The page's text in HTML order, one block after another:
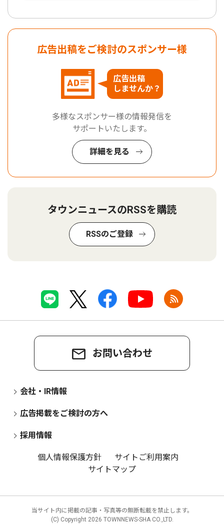
広告出稿をご検討のスポンサー様
広告出稿
しませんか？
多様なスポンサー様の情報発信を
サポートいたします。
詳細を見る
タウンニュースのRSSを購読
RSSのご登録
お問い合わせ
会社・IR情報
広告掲載をご検討の方へ
採用情報
個人情報保護方針
サイトご利用案内
サイトマップ
当サイト内に掲載の記事・写真等の無断転載を禁止します。
(C) Copyright 2026 TOWNNEWS-SHA CO.,LTD.